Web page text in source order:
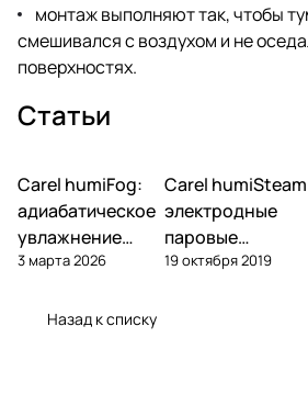
монтаж выполняют так, чтобы
смешивался с воздухом и не
поверхностях.
Статьи
Увлажнение
Carel humiFog:
адиабатическое
увлажнение
высокого
обзор
3 марта 2026
Увлажнение
Carel
электродные
паровые
увлажнители —
19 октября 2019
Назад к списку